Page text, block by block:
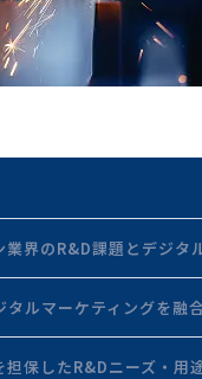
業界のR&D課題とデジタ
タルマーケティングを融
担保したR&Dニーズ・用